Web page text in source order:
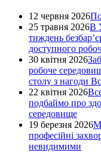
12 червня 2026
25 травня 2026В
тиждень
доступного
30 квітня 2026
робоче
столу з нагоди
22 квітня 2026
подбаймо про
середовище
19 березня 2026
професійні
невидимими